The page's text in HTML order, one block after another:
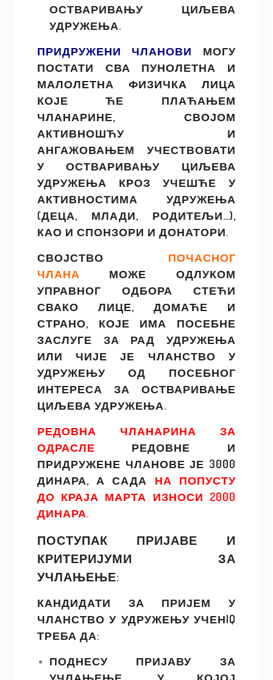
ОСТВАРИВАЊУ ЦИЉЕВА
УДРУЖЕЊА.
ПРИДРУЖЕНИ ЧЛАНОВИ
МОГУ
ПОСТАТИ СВА ПУНОЛЕТНА И
МАЛОЛЕТНА ФИЗИЧКА ЛИЦА
КОЈЕ ЋЕ ПЛАЋАЊЕМ
ЧЛАНАРИНЕ, СВОЈОМ
АКТИВНОШЋУ И
АНГАЖОВАЊЕМ УЧЕСТВОВАТИ
У ОСТВАРИВАЊУ ЦИЉЕВА
УДРУЖЕЊА КРОЗ УЧЕШЋЕ У
АКТИВНОСТИМА УДРУЖЕЊА
(ДЕЦА, МЛАДИ, РОДИТЕЉИ…),
КАО И СПОНЗОРИ И ДОНАТОРИ.
СВОЈСТВО ПОЧАСНОГ
ЧЛАНА МОЖЕ ОДЛУКОМ
УПРАВНОГ ОДБОРА СТЕЋИ
СВАКО ЛИЦЕ, ДОМАЋЕ И
СТРАНО, КОЈЕ ИМА ПОСЕБНЕ
ЗАСЛУГЕ ЗА РАД УДРУЖЕЊА
ИЛИ ЧИЈЕ ЈЕ ЧЛАНСТВО У
УДРУЖЕЊУ ОД ПОСЕБНОГ
ИНТЕРЕСА ЗА ОСТВАРИВАЊЕ
ЦИЉЕВА УДРУЖЕЊА.
РЕДОВНА ЧЛАНАРИНА ЗА
ОДРАСЛЕ РЕДОВНЕ И
ПРИДРУЖЕНЕ ЧЛАНОВЕ ЈЕ 3000
ДИНАРА, А САДА
НА ПОПУСТУ
ДО КРАЈА МАРТА ИЗНОСИ 2000
ДИНАРА.
ПОСТУПАК ПРИЈАВЕ И
КРИТЕРИЈУМИ ЗА
УЧЛАЊЕЊЕ:
КАНДИДАТИ ЗА ПРИЈЕМ У
ЧЛАНСТВО У УДРУЖЕЊУ УЧЕНIQ
ТРЕБА ДА:
ПОДНЕСУ ПРИЈАВУ ЗА